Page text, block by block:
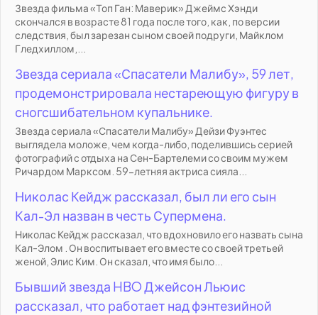
Звезда фильма «Топ Ган: Маверик» Джеймс Хэнди
скончался в возрасте 81 года после того, как, по версии
следствия, был зарезан сыном своей подруги, Майклом
Гледхиллом,...
Звезда сериала «Спасатели Малибу», 59 лет,
продемонстрировала нестареющую фигуру в
сногсшибательном купальнике.
Звезда сериала «Спасатели Малибу» Дейзи Фуэнтес
выглядела моложе, чем когда-либо, поделившись серией
фотографий с отдыха на Сен-Бартелеми со своим мужем
Ричардом Марксом. 59-летняя актриса сияла...
Николас Кейдж рассказал, был ли его сын
Кал-Эл назван в честь Супермена.
Николас Кейдж рассказал, что вдохновило его назвать сына
Кал-Элом . Он воспитывает его вместе со своей третьей
женой, Элис Ким. Он сказал, что имя было...
Бывший звезда HBO Джейсон Льюис
рассказал, что работает над фэнтезийной